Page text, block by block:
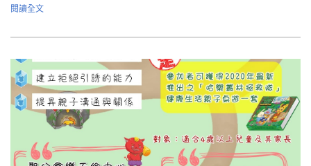
閱讀全文